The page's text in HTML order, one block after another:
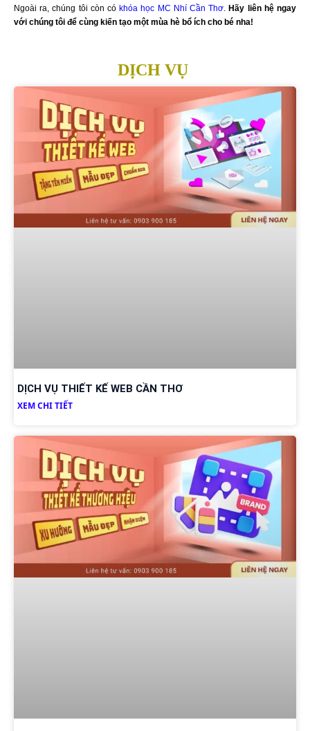
Ngoài ra, chúng tôi còn có khóa học MC Nhí Cần Thơ. Hãy liên hệ ngay
với chúng tôi để cùng kiến tạo một mùa hè bổ ích cho bé nha!
DỊCH VỤ
DỊCH VỤ THIẾT KẾ WEB CẦN THƠ
XEM CHI TIẾT